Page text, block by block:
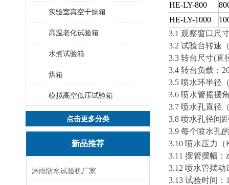
实验室真空干燥箱
高温老化试验箱
水煮试验箱
烘箱
模拟高空低压试验箱
点击更多分类
新品推荐
淋雨防水试验机厂家
HE-LY-800
HE-LY-1000
3.1 观察窗口尺
3.2 试验台转速
3.3 转台尺寸(直
3.4 转台负载：
3.5 喷水环半径
3.6 喷水管摇摆
3.7 喷水孔直径
3.8 喷水孔径间
3.9 每个喷水孔
3.10 喷水压力（
3.11 摆管摆幅：
3.12 喷水管摆动
3.13 试验时间：